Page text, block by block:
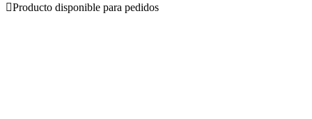
Producto disponible para pedidos